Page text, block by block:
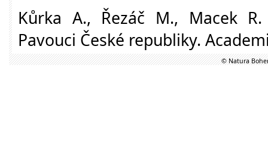
Kůrka A., Řezáč M., Macek
Pavouci České republiky.
© Natura